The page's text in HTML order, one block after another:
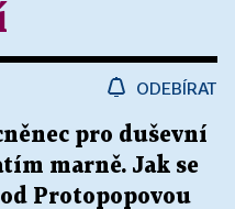
ODEBÍRAT
pro duševní
marně. Jak se
Protopopovou